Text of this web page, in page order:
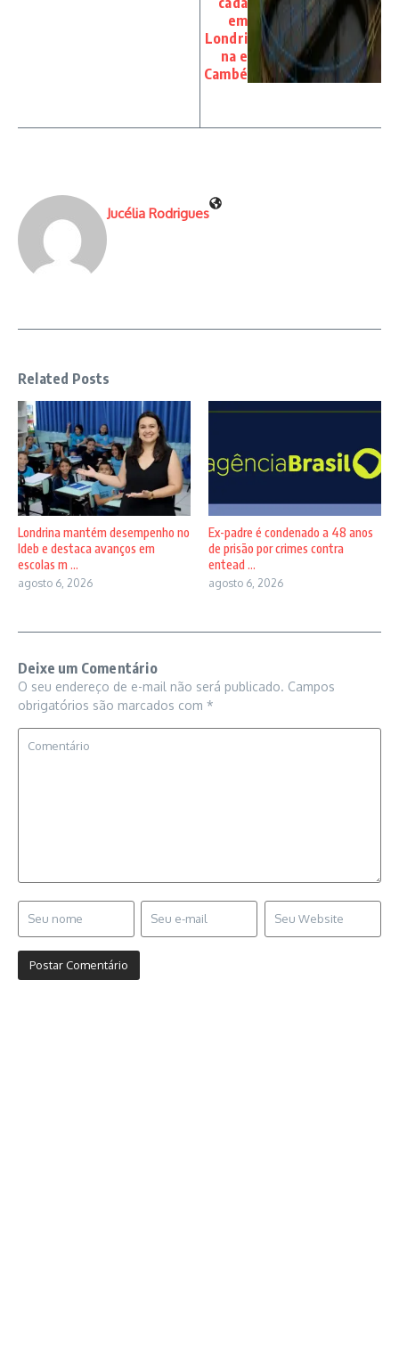
em
Londri
na e
Cambé
Jucélia Rodrigues
Related Posts
Londrina mantém desempenho no
Ideb e destaca avanços em
escolas m ...
agosto 6, 2026
Ex-padre é condenado a 48 anos
de prisão por crimes contra
entead ...
agosto 6, 2026
Deixe um Comentário
O seu endereço de e-mail não será publicado. Campos
obrigatórios são marcados com *